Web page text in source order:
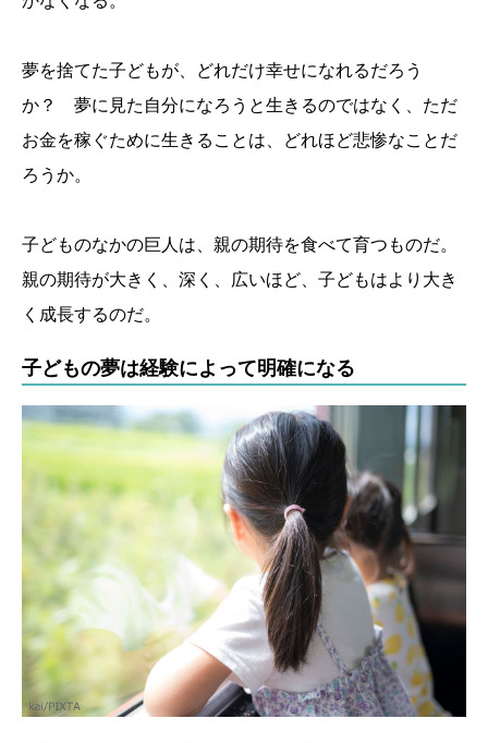
夢を捨てた子どもが、どれだけ幸せになれるだろう
か？ 夢に見た自分になろうと生きるのではなく、ただ
お金を稼ぐために生きることは、どれほど悲惨なことだ
ろうか。
子どものなかの巨人は、親の期待を食べて育つものだ。
親の期待が大きく、深く、広いほど、子どもはより大き
く成長するのだ。
子どもの夢は経験によって明確になる